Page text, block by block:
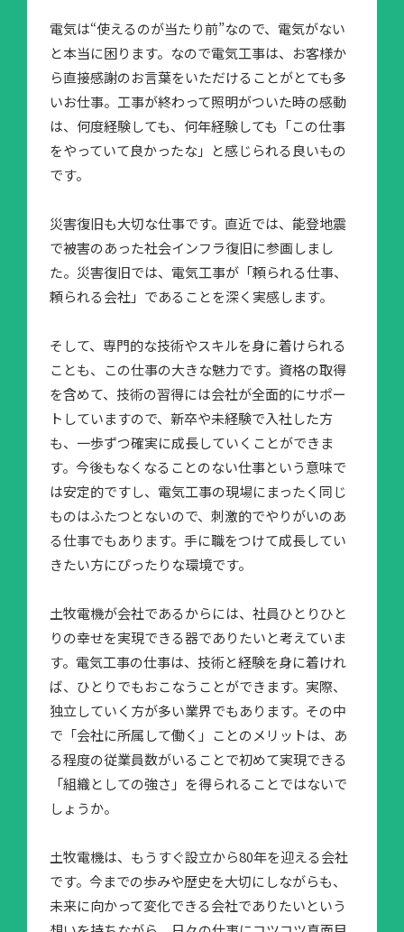
電気は“使えるのが当たり前”なので、電気がない
と本当に困ります。なので電気工事は、お客様か
ら直接感謝のお言葉をいただけることがとても多
いお仕事。工事が終わって照明がついた時の感動
は、何度経験しても、何年経験しても「この仕事
をやっていて良かったな」と感じられる良いもの
です。
災害復旧も大切な仕事です。直近では、能登地震
で被害のあった社会インフラ復旧に参画しまし
た。災害復旧では、電気工事が「頼られる仕事、
頼られる会社」であることを深く実感します。
そして、専門的な技術やスキルを身に着けられる
ことも、この仕事の大きな魅力です。資格の取得
を含めて、技術の習得には会社が全面的にサポー
トしていますので、新卒や未経験で入社した方
も、一歩ずつ確実に成長していくことができま
す。今後もなくなることのない仕事という意味で
は安定的ですし、電気工事の現場にまったく同じ
ものはふたつとないので、刺激的でやりがいのあ
る仕事でもあります。手に職をつけて成長してい
きたい方にぴったりな環境です。
土牧電機が会社であるからには、社員ひとりひと
りの幸せを実現できる器でありたいと考えていま
す。電気工事の仕事は、技術と経験を身に着けれ
ば、ひとりでもおこなうことができます。実際、
独立していく方が多い業界でもあります。その中
で「会社に所属して働く」ことのメリットは、あ
る程度の従業員数がいることで初めて実現できる
「組織としての強さ」を得られることではないで
しょうか。
土牧電機は、もうすぐ設立から80年を迎える会社
です。今までの歩みや歴史を大切にしながらも、
未来に向かって変化できる会社でありたいという